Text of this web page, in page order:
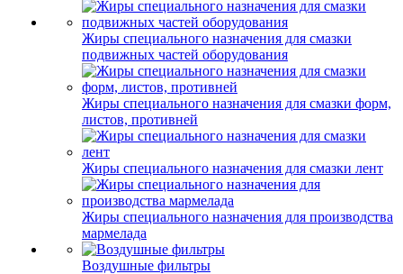
Жиры специального назначения для смазки
подвижных частей оборудования
Жиры специального назначения для смазки форм,
листов, противней
Жиры специального назначения для смазки лент
Жиры специального назначения для производства
мармелада
Воздушные фильтры